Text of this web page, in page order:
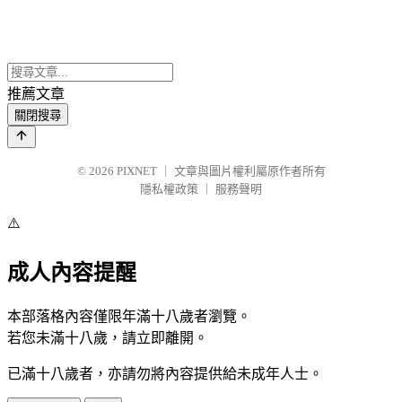
推薦文章
關閉搜尋
© 2026 PIXNET
文章與圖片權利屬原作者所有
隱私權政策
服務聲明
⚠️
成人內容提醒
本部落格內容僅限年滿十八歲者瀏覽。
若您未滿十八歲，請立即離開。
已滿十八歲者，亦請勿將內容提供給未成年人士。